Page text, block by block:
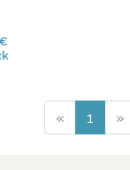
« 1 »